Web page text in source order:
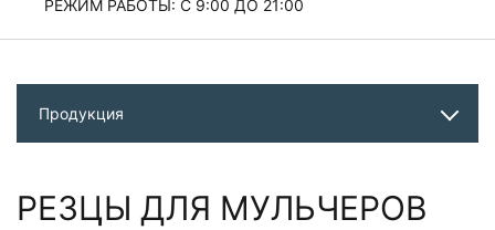
РЕЖИМ РАБОТЫ: С 9:00 ДО 21:00
Продукция
РЕЗЦЫ ДЛЯ МУЛЬЧЕРОВ